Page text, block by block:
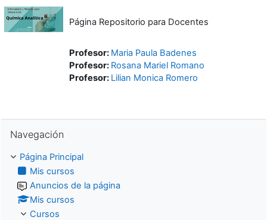
Página Repositorio para Docentes
Profesor: Maria Paula Badenes
Profesor: Rosana Mariel Romano
Profesor: Lilian Monica Romero
Navegación
Página Principal
Mis cursos
Anuncios de la página
Mis cursos
Cursos